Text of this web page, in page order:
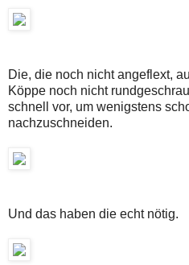
Die, die noch nicht angeflext,
Köppe noch nicht
schnell vor, um wenigstens
nachzuschneiden.
Und das haben die echt nötig.